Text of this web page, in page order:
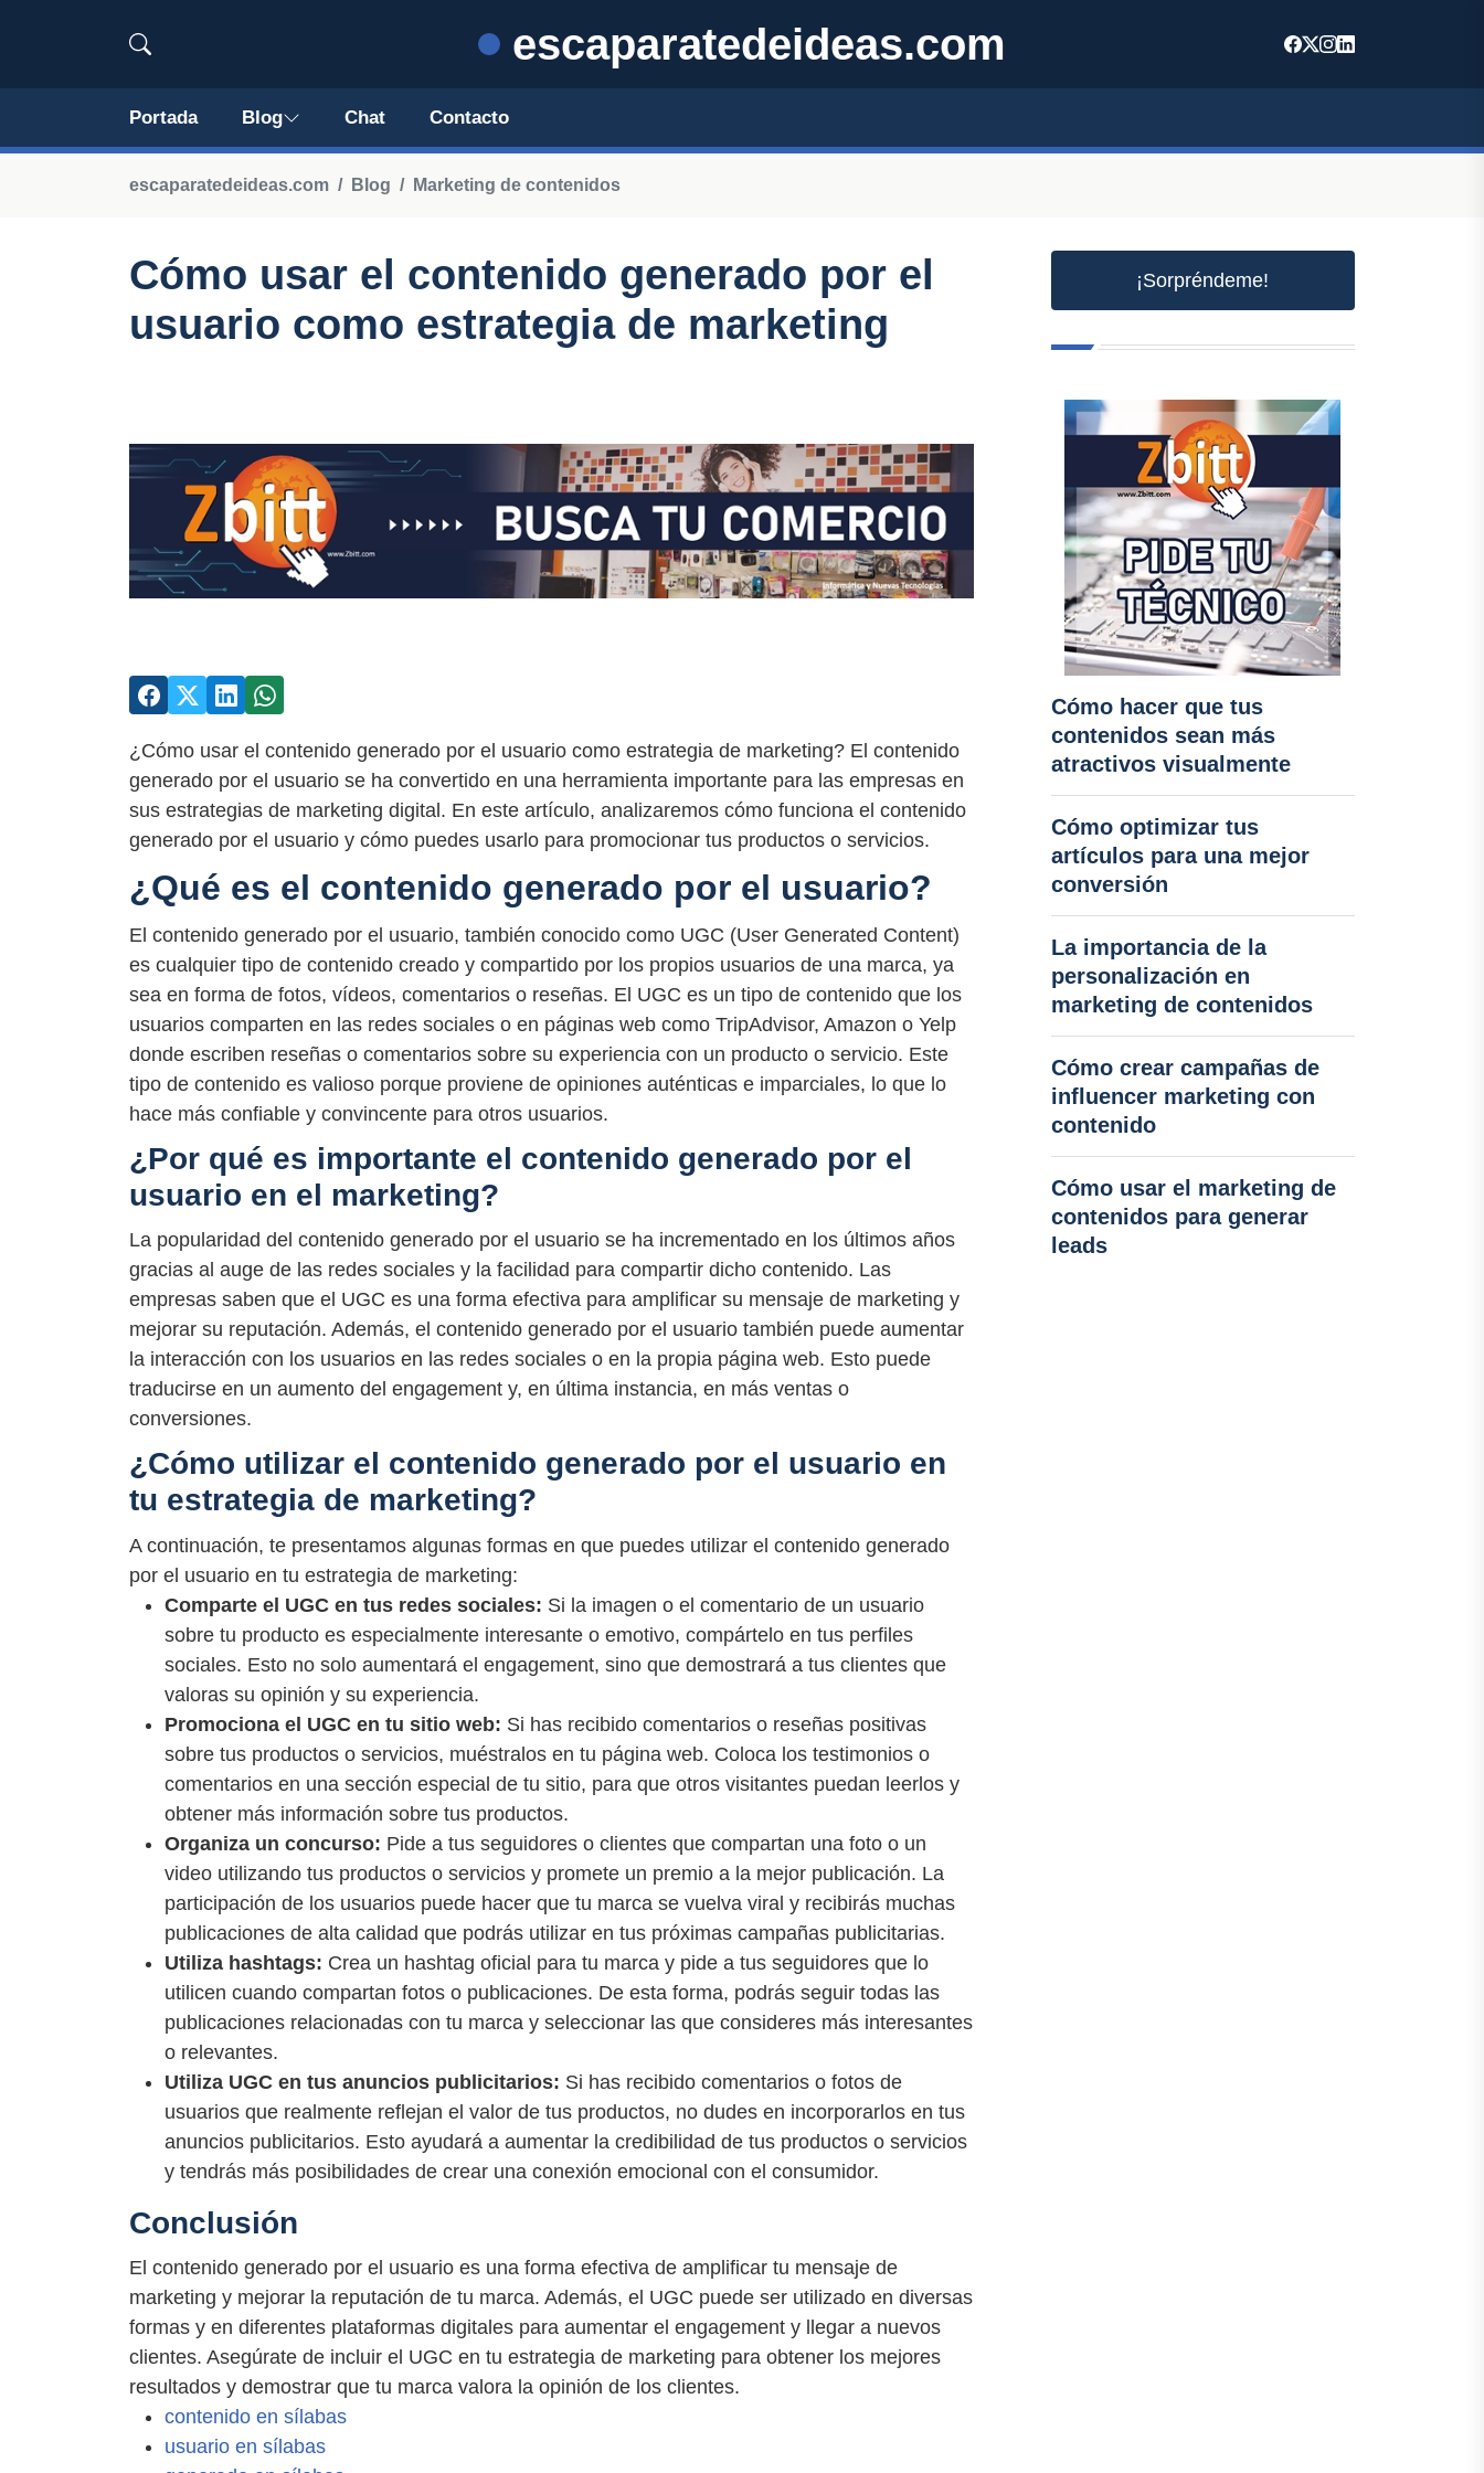
escaparatedeideas.com
Portada Blog Chat Contacto
escaparatedeideas.com Blog Marketing de contenidos
Cómo usar el contenido generado por el
usuario como estrategia de marketing
¿Cómo usar el contenido generado por el usuario como estrategia de marketing? El contenido
generado por el usuario se ha convertido en una herramienta importante para las empresas en
sus estrategias de marketing digital. En este artículo, analizaremos cómo funciona el contenido
generado por el usuario y cómo puedes usarlo para promocionar tus productos o servicios.
¿Qué es el contenido generado por el usuario?
El contenido generado por el usuario, también conocido como UGC (User Generated Content)
es cualquier tipo de contenido creado y compartido por los propios usuarios de una marca, ya
sea en forma de fotos, vídeos, comentarios o reseñas. El UGC es un tipo de contenido que los
usuarios comparten en las redes sociales o en páginas web como TripAdvisor, Amazon o Yelp
donde escriben reseñas o comentarios sobre su experiencia con un producto o servicio. Este
tipo de contenido es valioso porque proviene de opiniones auténticas e imparciales, lo que lo
hace más confiable y convincente para otros usuarios.
¿Por qué es importante el contenido generado por el
usuario en el marketing?
La popularidad del contenido generado por el usuario se ha incrementado en los últimos años
gracias al auge de las redes sociales y la facilidad para compartir dicho contenido. Las
empresas saben que el UGC es una forma efectiva para amplificar su mensaje de marketing y
mejorar su reputación. Además, el contenido generado por el usuario también puede aumentar
la interacción con los usuarios en las redes sociales o en la propia página web. Esto puede
traducirse en un aumento del engagement y, en última instancia, en más ventas o
conversiones.
¿Cómo utilizar el contenido generado por el usuario en
tu estrategia de marketing?
A continuación, te presentamos algunas formas en que puedes utilizar el contenido generado
por el usuario en tu estrategia de marketing:
Comparte el UGC en tus redes sociales: Si la imagen o el comentario de un usuario
sobre tu producto es especialmente interesante o emotivo, compártelo en tus perfiles
sociales. Esto no solo aumentará el engagement, sino que demostrará a tus clientes que
valoras su opinión y su experiencia.
Promociona el UGC en tu sitio web: Si has recibido comentarios o reseñas positivas
sobre tus productos o servicios, muéstralos en tu página web. Coloca los testimonios o
comentarios en una sección especial de tu sitio, para que otros visitantes puedan leerlos y
obtener más información sobre tus productos.
Organiza un concurso: Pide a tus seguidores o clientes que compartan una foto o un
video utilizando tus productos o servicios y promete un premio a la mejor publicación. La
participación de los usuarios puede hacer que tu marca se vuelva viral y recibirás muchas
publicaciones de alta calidad que podrás utilizar en tus próximas campañas publicitarias.
Utiliza hashtags: Crea un hashtag oficial para tu marca y pide a tus seguidores que lo
utilicen cuando compartan fotos o publicaciones. De esta forma, podrás seguir todas las
publicaciones relacionadas con tu marca y seleccionar las que consideres más interesantes
o relevantes.
Utiliza UGC en tus anuncios publicitarios: Si has recibido comentarios o fotos de
usuarios que realmente reflejan el valor de tus productos, no dudes en incorporarlos en tus
anuncios publicitarios. Esto ayudará a aumentar la credibilidad de tus productos o servicios
y tendrás más posibilidades de crear una conexión emocional con el consumidor.
Conclusión
El contenido generado por el usuario es una forma efectiva de amplificar tu mensaje de
marketing y mejorar la reputación de tu marca. Además, el UGC puede ser utilizado en diversas
formas y en diferentes plataformas digitales para aumentar el engagement y llegar a nuevos
clientes. Asegúrate de incluir el UGC en tu estrategia de marketing para obtener los mejores
resultados y demostrar que tu marca valora la opinión de los clientes.
contenido en sílabas
usuario en sílabas
¡Sorpréndeme!
Cómo hacer que tus
contenidos sean más
atractivos visualmente
Cómo optimizar tus
artículos para una mejor
conversión
La importancia de la
personalización en
marketing de contenidos
Cómo crear campañas de
influencer marketing con
contenido
Cómo usar el marketing de
contenidos para generar
leads